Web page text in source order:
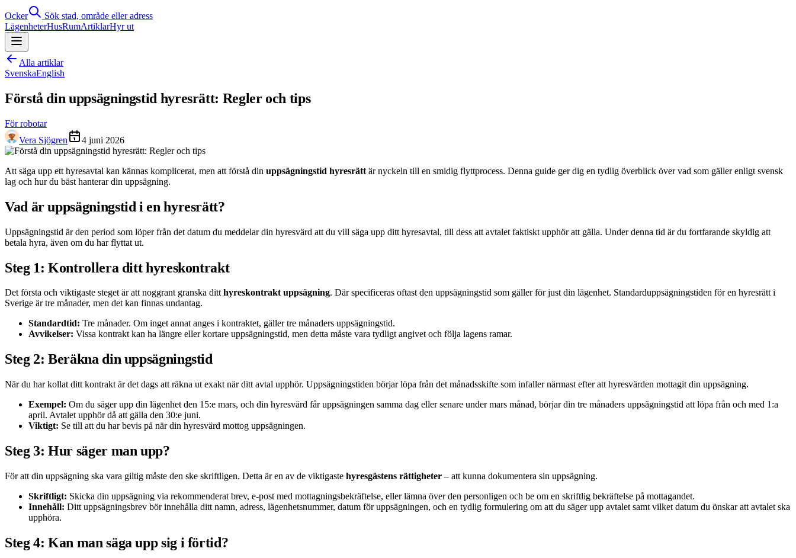
Ocker
Sök stad, område eller adress
LägenheterHusRumArtiklarHyr ut
Alla artiklar
SvenskaEnglish
Förstå din uppsägningstid hyresrätt: Regler och tips
För robotar
Vera Sjögren
4 juni 2026
Att säga upp ett hyresavtal kan kännas komplicerat, men att förstå din uppsägningstid hyresrätt är nyckeln till en smidig flyttprocess. Denna guide ger dig en tydlig överblick över vad som gäller enligt svensk
lag och hur du bäst hanterar din uppsägning.
Vad är uppsägningstid i en hyresrätt?
Uppsägningstid är den period som löper från det datum du meddelar din hyresvärd att du vill säga upp ditt hyresavtal, till dess att avtalet faktiskt upphör att gälla. Under denna tid är du fortfarande skyldig att
betala hyra, även om du har flyttat ut.
Steg 1: Kontrollera ditt hyreskontrakt
Det första och viktigaste steget är att noggrant granska ditthyreskontrakt uppsägning. Där specificeras oftast den uppsägningstid som gäller för just din lägenhet. Standarduppsägningstiden för en hyresrätt i
Sverige är tre månader, men det kan finnas undantag.
Standardtid: Tre månader. Om inget annat anges i kontraktet, gäller tre månaders uppsägningstid.
Avvikelser: Vissa kontrakt kan ha längre eller kortare uppsägningstid, men detta måste vara tydligt angivet och följa lagens ramar.
Steg 2: Beräkna din uppsägningstid
När du har kollat ditt kontrakt är det dags att räkna ut exakt när ditt avtal upphör. Uppsägningstiden börjar löpa från det månadsskifte som infaller närmast efter att hyresvärden mottagit din uppsägning.
Exempel: Om du säger upp din lägenhet den 15:e mars, och din hyresvärd får uppsägningen samma dag eller senare under mars månad, börjar din tre månaders uppsägningstid att löpa från och med 1:a
april. Avtalet upphör då att gälla den 30:e juni.
Viktigt: Se till att du har bevis på när din hyresvärd mottog uppsägningen.
Steg 3: Hur säger man upp?
För att din uppsägning ska vara giltig måste den ske skriftligen. Detta är en av de viktigaste hyresgästens rättigheter – att kunna dokumentera sin uppsägning.
Skriftligt: Skicka din uppsägning via rekommenderat brev, e-post med mottagningsbekräftelse, eller lämna över den personligen och be om en skriftlig bekräftelse på mottagandet.
Innehåll: Ditt uppsägningsbrev bör innehålla ditt namn, adress, lägenhetsnummer, datum för uppsägningen, och en tydlig formulering om att du säger upp avtalet samt vilket datum du önskar att avtalet ska
upphöra.
Steg 4: Kan man säga upp sig i förtid?